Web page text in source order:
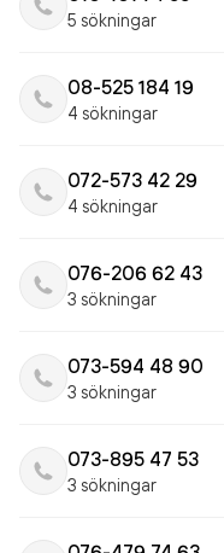
5 sökningar
08-525 184 19
4 sökningar
072-573 42 29
4 sökningar
076-206 62 43
3 sökningar
073-594 48 90
3 sökningar
073-895 47 53
3 sökningar